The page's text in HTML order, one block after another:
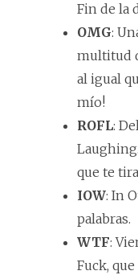
Fin de la
OMG:
multitud
al igual
mío!
ROFL:
que te
IOW: In
palabras.
WTF:
Fuck,